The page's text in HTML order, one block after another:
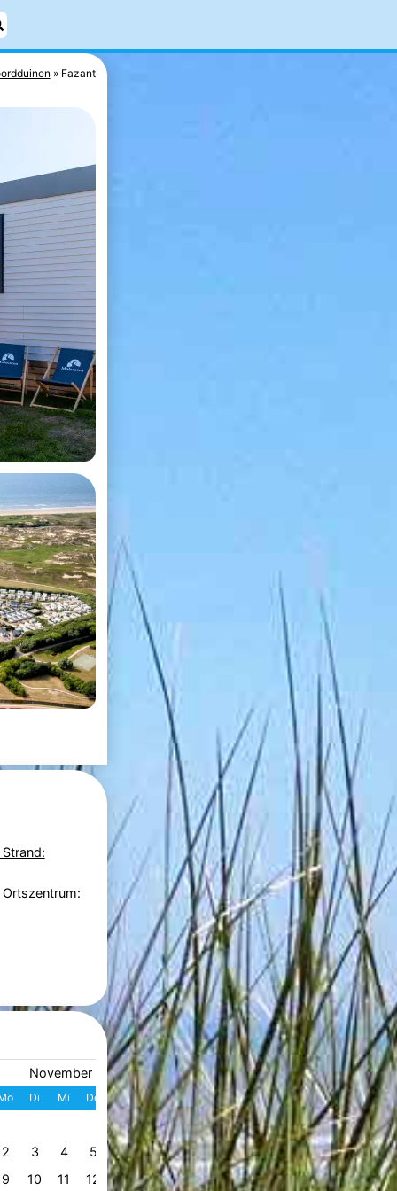
Fazant
November 2026
Di Mi Do Fr Sa So
1
2 3 4 5 6 7 8
9 10 11 12 13 14 15
Dezember 2026
W Mo Di Mi Do Fr
49 1 2 3 4 5
50 7 8 9 10 11
51 14 15 16 17 18